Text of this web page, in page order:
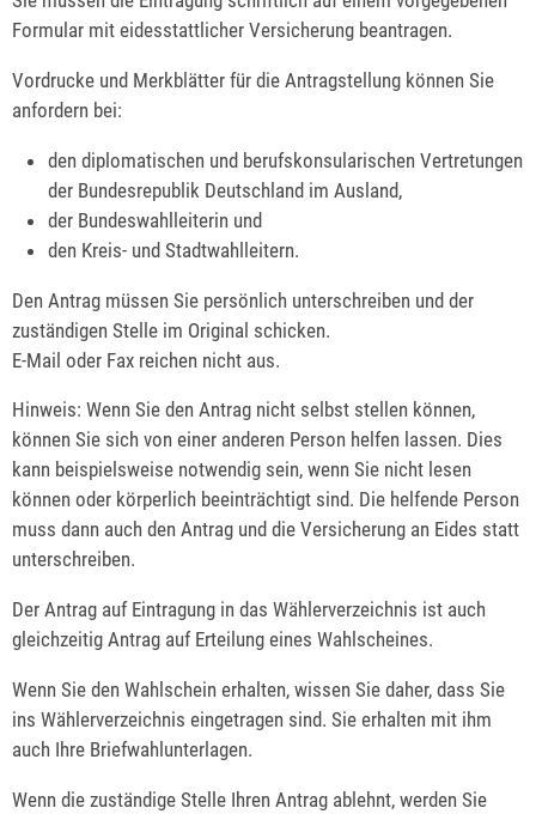
Formular mit eidesstattlicher Versicherung beantragen.
Vordrucke und Merkblätter für die Antragstellung können Sie
anfordern bei:
den diplomatischen und berufskonsularischen Vertretungen
der Bundesrepublik Deutschland im Ausland,
der Bundeswahlleiterin und
den Kreis- und Stadtwahlleitern.
Den Antrag müssen Sie persönlich unterschreiben und der
zuständigen Stelle im Original schicken.
E-Mail oder Fax reichen nicht aus.
Hinweis: Wenn Sie den Antrag nicht selbst stellen können,
können Sie sich von einer anderen Person helfen lassen. Dies
kann beispielsweise notwendig sein, wenn Sie nicht lesen
können oder körperlich beeinträchtigt sind. Die helfende Person
muss dann auch den Antrag und die Versicherung an Eides statt
unterschreiben.
Der Antrag auf Eintragung in das Wählerverzeichnis ist auch
gleichzeitig Antrag auf Erteilung eines Wahlscheines.
Wenn Sie den Wahlschein erhalten, wissen Sie daher, dass Sie
ins Wählerverzeichnis eingetragen sind. Sie erhalten mit ihm
auch Ihre Briefwahlunterlagen.
Wenn die zuständige Stelle Ihren Antrag ablehnt, werden Sie